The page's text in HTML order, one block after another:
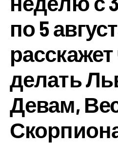
по 5
расскажет
делать
Девам,